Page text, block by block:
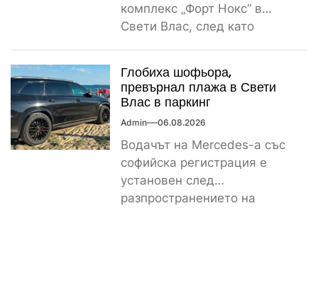
комплекс „Форт Нокс“ в
Свети Влас, след като
Глобиха шофьора,
превърнал плажа в Свети
Влас в паркинг
Admin 06.08.2026
Водачът на Mercedes-а със
софийска регистрация е
установен след
разпространението на